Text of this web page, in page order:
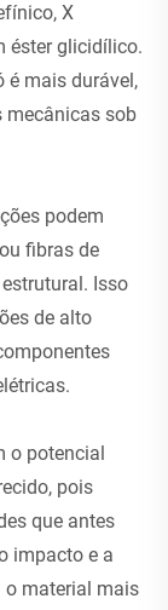
X
éster glicidílico.
é mais durável,
mecânicas sob
podem
fibras de
Isso
de alto
o potencial
pois
que antes
impacto e a
o material mais